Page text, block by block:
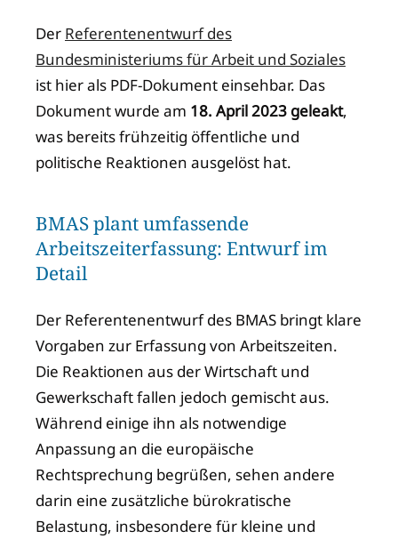
Der Referentenentwurf des
Bundesministeriums für Arbeit und Soziales
ist hier als PDF-Dokument einsehbar. Das
Dokument wurde am 18. April 2023 geleakt,
was bereits frühzeitig öffentliche und
politische Reaktionen ausgelöst hat.
BMAS plant umfassende
Arbeitszeiterfassung: Entwurf im
Detail
Der Referentenentwurf des BMAS bringt klare
Vorgaben zur Erfassung von Arbeitszeiten.
Die Reaktionen aus der Wirtschaft und
Gewerkschaft fallen jedoch gemischt aus.
Während einige ihn als notwendige
Anpassung an die europäische
Rechtsprechung begrüßen, sehen andere
darin eine zusätzliche bürokratische
Belastung, insbesondere für kleine und